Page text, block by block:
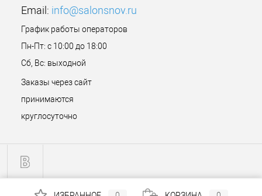
Email: info@salonsnov.ru
График работы операторов
Пн-Пт: с 10:00 до 18:00
Сб, Вс: выходной
Заказы через сайт
принимаются
круглосуточно